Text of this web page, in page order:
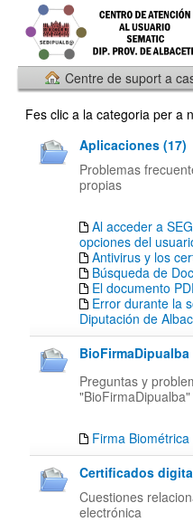
Centre de suport a
Fes clic a la categoria per a
Aplicaciones (17)
Problemas
propias
Al acceder a
opciones del
Antivirus y los
Búsqueda de
El documento
Error durante la
Diputación de
Preguntas y
Firma
Certificados
Cuestiones
electrónica